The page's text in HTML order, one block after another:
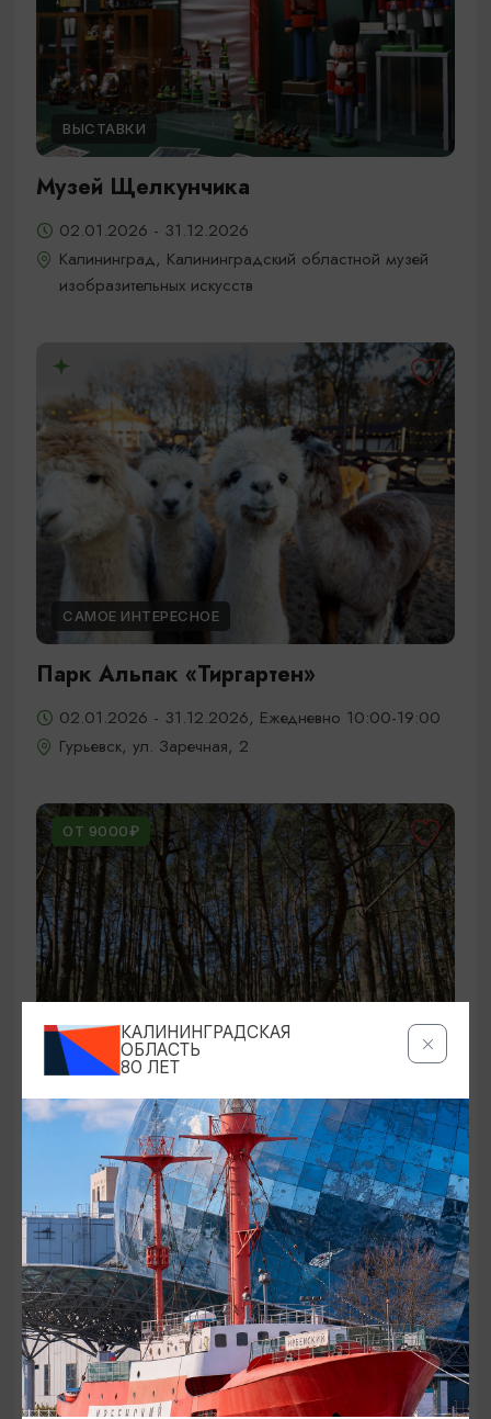
ВЫСТАВКИ
Музей Щелкунчика
02.01.2026 - 31.12.2026
Калининград, Калининградский областной музей
изобразительных искусств
САМОЕ ИНТЕРЕСНОЕ
Парк Альпак «Тиргартен»
02.01.2026 - 31.12.2026, Ежедневно 10:00-19:00
Гурьевск, ул. Заречная, 2
ОТ 9000₽
ЭКСКУРСИИ УЧРЕЖДЕНИЙ КУЛЬТУРЫ
Аудиоспектакль «Истории Куршской
косы»
01.02.2026 - 31.12.2026, 13:00
Куршская коса
ОТ 2500₽
КАЛИНИНГРАДСКАЯ
ОБЛАСТЬ
80 ЛЕТ